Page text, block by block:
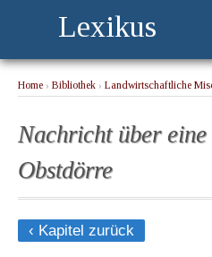
Lexikus
Home › Bibliothek › Landwirtschaftliche
Nachricht über
Obstdörre
‹ Kapitel zurück